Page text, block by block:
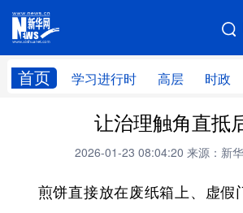
首页 学习进行时 高层 时政
网站地图
高层 时政
财经 网评
台湾 思客智库 全球连
让治理触角直抵
2026-01-23 08:04:20 来源：新
煎饼直接放在废纸箱上、虚假